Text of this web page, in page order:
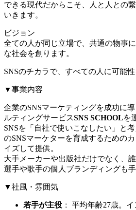
できる現代だからこそ、人と人との
いきます。
ビジョン
全ての人が同じ立場で、共通の物事
な社会を創ります。
SNSのチカラで、すべての人に可能性
▼事業内容
企業のSNSマーケティングを成功に
ルティングサービスSNS SCHOOLを
SNSを「自社で使いこなしたい」と
のSNSマーケターを育成するための
イズして提供。
大手メーカーや出版社だけでなく、
選手や歌手の個人ブランディングも手
▼社風・雰囲気
若手が主役 ： 平均年齢27歳。